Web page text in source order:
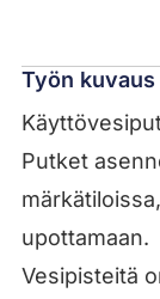
Työn kuvaus
Putket
upottamaan.
Vesipisteitä